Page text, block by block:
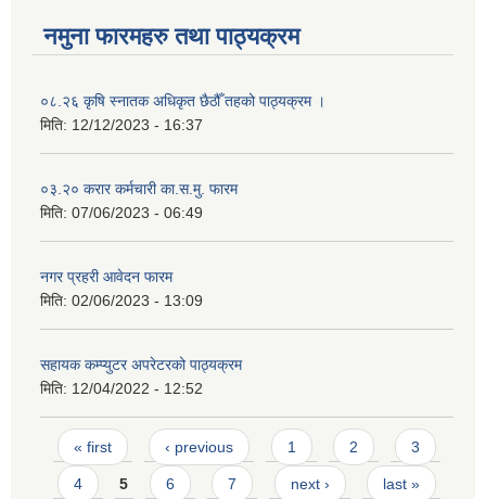
नमुना फारमहरु तथा पाठ्यक्रम
०८.२६ कृषि स्‍नातक अधिकृत छैठौँ तहको पाठ्यक्रम ।
मिति: 12/12/2023 - 16:37
०३.२० करार कर्मचारी का.स.मु. फारम
मिति: 07/06/2023 - 06:49
नगर प्रहरी आवेदन फारम
मिति: 02/06/2023 - 13:09
सहायक कम्प्युटर अपरेटरको पाठ्यक्रम
मिति: 12/04/2022 - 12:52
Pages
« first ‹ previous 1 2 3
4 5 6 7 next › last »